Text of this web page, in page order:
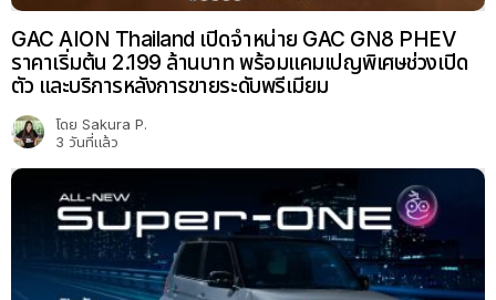
GAC AION Thailand เปิดจำหน่าย GAC GN8 PHEV
ราคาเริ่มต้น 2.199 ล้านบาท พร้อมแคมเปญพิเศษช่วงเปิด
ตัว และบริการหลังการขายระดับพรีเมียม
โดย Sakura P.
3 วันที่แล้ว